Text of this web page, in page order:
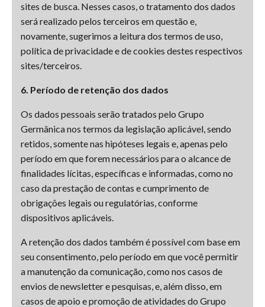
sites de busca. Nesses casos, o tratamento dos dados
será realizado pelos terceiros em questão e,
novamente, sugerimos a leitura dos termos de uso,
política de privacidade e de cookies destes respectivos
sites/terceiros.
6. Período de retenção dos dados
Os dados pessoais serão tratados pelo Grupo
Germânica nos termos da legislação aplicável, sendo
retidos, somente nas hipóteses legais e, apenas pelo
período em que forem necessários para o alcance de
finalidades lícitas, específicas e informadas, como no
caso da prestação de contas e cumprimento de
obrigações legais ou regulatórias, conforme
dispositivos aplicáveis.
A retenção dos dados também é possível com base em
seu consentimento, pelo período em que você permitir
a manutenção da comunicação, como nos casos de
envios de newsletter e pesquisas, e, além disso, em
casos de apoio e promoção de atividades do Grupo